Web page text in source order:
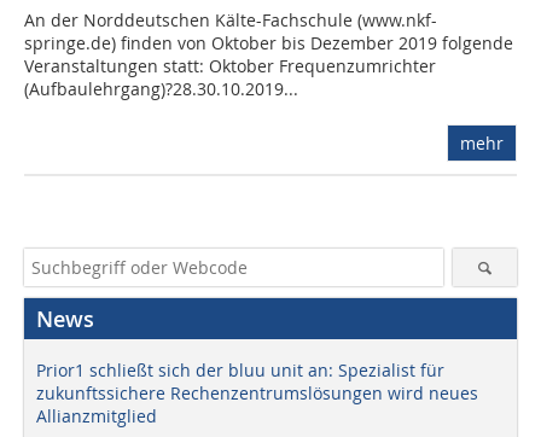
An der Norddeutschen Kälte-Fachschule (www.nkf-
springe.de) finden von Oktober bis Dezember 2019 folgende
Veranstaltungen statt: Oktober Frequenzumrichter
(Aufbaulehrgang)?28.30.10.2019...
mehr
News
Prior1 schließt sich der bluu unit an: Spezialist für
zukunftssichere Rechenzentrumslösungen wird neues
Allianzmitglied